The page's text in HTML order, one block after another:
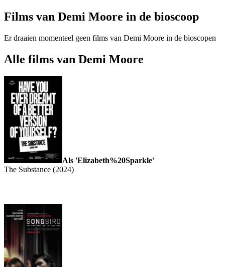
Films van Demi Moore in de bioscoop
Er draaien momenteel geen films van Demi Moore in de bioscopen
Alle films van Demi Moore
Als 'Elizabeth%20Sparkle'
The Substance (2024)